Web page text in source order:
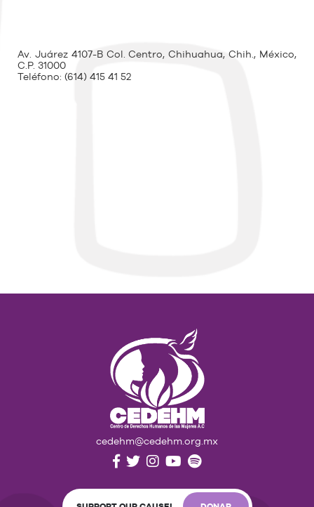
Av. Juárez 4107-B Col. Centro, Chihuahua, Chih., México,
C.P. 31000
Teléfono: (614) 415 41 52
cedehm@cedehm.org.mx